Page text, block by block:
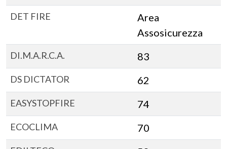
DET FIRE
Area
Assosicurezza
DI.M.A.R.C.A. 83
DS DICTATOR 62
EASYSTOPFIRE 74
ECOCLIMA 70